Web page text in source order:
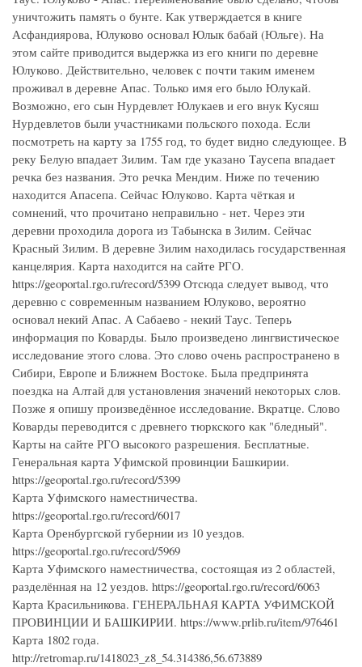
уничтожить память о бунте. Как утверждается в книге
Асфандиярова, Юлуково основал Юлык бабай (Юльге). На
этом сайте приводится выдержка из его книги по деревне
Юлуково. Действительно, человек с почти таким именем
проживал в деревне Апас. Только имя его было Юлукай.
Возможно, его сын Нурдевлет Юлукаев и его внук Кусяш
Нурдевлетов были участниками польского похода. Если
посмотреть на карту за 1755 год, то будет видно следующее. В
реку Белую впадает Зилим. Там где указано Таусепа впадает
речка без названия. Это речка Мендим. Ниже по течению
находится Апасепа. Сейчас Юлуково. Карта чёткая и
сомнений, что прочитано неправильно - нет. Через эти
деревни проходила дорога из Табынска в Зилим. Сейчас
Красный Зилим. В деревне Зилим находилась государственная
канцелярия. Карта находится на сайте РГО.
https://geoportal.rgo.ru/record/5399 Отсюда следует вывод, что
деревню с современным названием Юлуково, вероятно
основал некий Апас. А Сабаево - некий Таус. Теперь
информация по Коварды. Было произведено лингвистическое
исследование этого слова. Это слово очень распространено в
Сибири, Европе и Ближнем Востоке. Была предпринята
поездка на Алтай для установления значений некоторых слов.
Позже я опишу произведённое исследование. Вкратце. Слово
Коварды переводится с древнего тюркского как "бледный".
Карты на сайте РГО высокого разрешения. Бесплатные.
Генеральная карта Уфимской провинции Башкирии.
https://geoportal.rgo.ru/record/5399
Карта Уфимского наместничества.
https://geoportal.rgo.ru/record/6017
Карта Оренбургской губернии из 10 уездов.
https://geoportal.rgo.ru/record/5969
Карта Уфимского наместничества, состоящая из 2 областей,
разделённая на 12 уездов. https://geoportal.rgo.ru/record/6063
Карта Красильникова. ГЕНЕРАЛЬНАЯ КАРТА УФИМСКОЙ
ПРОВИНЦИИ И БАШКИРИИ. https://www.prlib.ru/item/976461
Карта 1802 года.
http://retromap.ru/1418023_z8_54.314386,56.673889